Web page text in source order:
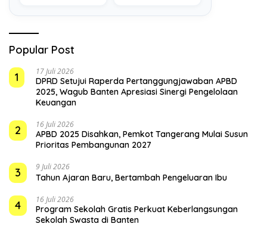
Popular Post
1
17 Juli 2026
DPRD Setujui Raperda Pertanggungjawaban APBD
2025, Wagub Banten Apresiasi Sinergi Pengelolaan
Keuangan
2 16 Juli 2026
APBD 2025 Disahkan, Pemkot Tangerang Mulai Susun
Prioritas Pembangunan 2027
3 9 Juli 2026
Tahun Ajaran Baru, Bertambah Pengeluaran Ibu
4 16 Juli 2026
Program Sekolah Gratis Perkuat Keberlangsungan
Sekolah Swasta di Banten